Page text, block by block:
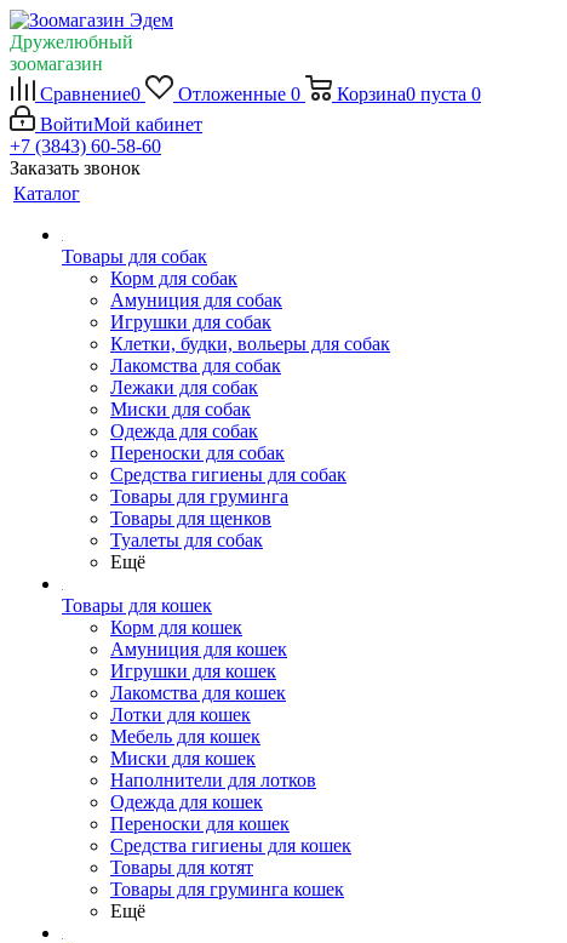
Дружелюбный
зоомагазин
Сравнение0 Отложенные 0 Корзина0 пуста 0
ВойтиМой кабинет
+7 (3843) 60-58-60
Заказать звонок
Каталог
Товары для собак
Корм для собак
Амуниция для собак
Игрушки для собак
Клетки, будки, вольеры для собак
Лакомства для собак
Лежаки для собак
Миски для собак
Одежда для собак
Переноски для собак
Средства гигиены для собак
Товары для груминга
Товары для щенков
Туалеты для собак
Ещё
Товары для кошек
Корм для кошек
Амуниция для кошек
Игрушки для кошек
Лакомства для кошек
Лотки для кошек
Мебель для кошек
Миски для кошек
Наполнители для лотков
Одежда для кошек
Переноски для кошек
Средства гигиены для кошек
Товары для котят
Товары для груминга кошек
Ещё